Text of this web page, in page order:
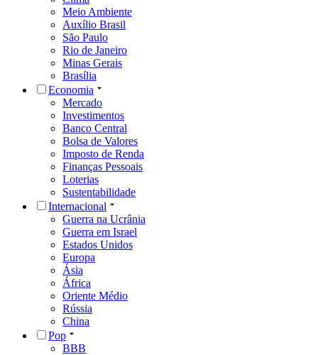
Meio Ambiente
Auxílio Brasil
São Paulo
Rio de Janeiro
Minas Gerais
Brasília
Economia
Mercado
Investimentos
Banco Central
Bolsa de Valores
Imposto de Renda
Finanças Pessoais
Loterias
Sustentabilidade
Internacional
Guerra na Ucrânia
Guerra em Israel
Estados Unidos
Europa
Ásia
África
Oriente Médio
Rússia
China
Pop
BBB